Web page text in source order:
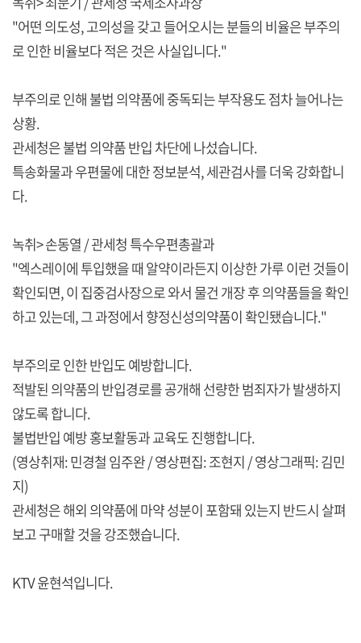
"어떤 의도성, 고의성을 갖고 들어오시는 분들의 비율은 부주의
로 인한 비율보다 적은 것은 사실입니다."
부주의로 인해 불법 의약품에 중독되는 부작용도 점차 늘어나는
상황.
관세청은 불법 의약품 반입 차단에 나섰습니다.
특송화물과 우편물에 대한 정보분석, 세관검사를 더욱 강화합니
다.
녹취> 손동열 / 관세청 특수우편총괄과
"엑스레이에 투입했을 때 알약이라든지 이상한 가루 이런 것들이
확인되면, 이 집중검사장으로 와서 물건 개장 후 의약품들을 확인
하고 있는데, 그 과정에서 향정신성의약품이 확인됐습니다."
부주의로 인한 반입도 예방합니다.
적발된 의약품의 반입경로를 공개해 선량한 범죄자가 발생하지
않도록 합니다.
불법반입 예방 홍보활동과 교육도 진행합니다.
(영상취재: 민경철 임주완 / 영상편집: 조현지 / 영상그래픽: 김민
지)
관세청은 해외 의약품에 마약 성분이 포함돼 있는지 반드시 살펴
보고 구매할 것을 강조했습니다.
KTV 윤현석입니다.